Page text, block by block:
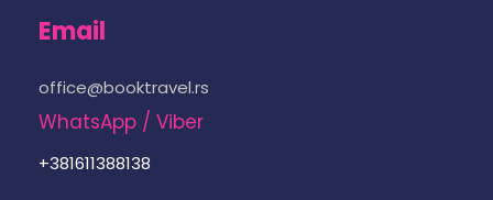
Email
office@booktravel.rs
WhatsApp / Viber
+381611388138